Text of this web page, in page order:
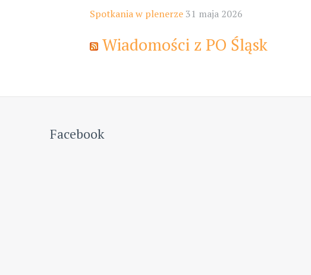
Spotkania w plenerze 31 maja 2026
Wiadomości z PO Śląsk
Facebook